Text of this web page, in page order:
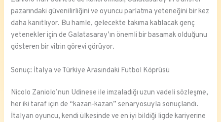
pazarındaki güvenilirliğini ve oyuncu parlatma yeteneğini bir kez
daha kanıtlıyor. Bu hamle, gelecekte takıma katılacak genç
yetenekler için de Galatasaray’ın önemli bir basamak olduğunu
gösteren bir vitrin görevi görüyor.
Sonuç: İtalya ve Türkiye Arasındaki Futbol Köprüsü
Nicolo Zaniolo’nun Udinese ile imzaladığı uzun vadeli sözleşme,
her iki taraf için de “kazan-kazan” senaryosuyla sonuçlandı.
İtalyan oyuncu, kendi ülkesinde ve en iyi bildiği ligde kariyerine